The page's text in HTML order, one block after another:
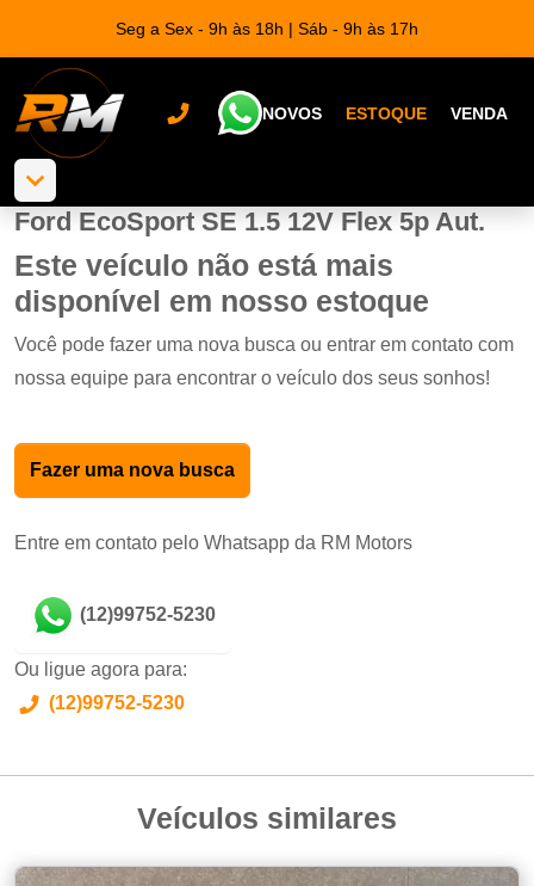
Seg a Sex - 9h às 18h | Sáb - 9h às 17h
NOVOS ESTOQUE VENDA
Ford EcoSport SE 1.5 12V Flex 5p Aut.
Este veículo não está mais
disponível em nosso estoque
Você pode fazer uma nova busca ou entrar em contato com
nossa equipe para encontrar o veículo dos seus sonhos!
Fazer uma nova busca
Entre em contato pelo Whatsapp da RM Motors
(12)99752-5230
Ou ligue agora para:
(12)99752-5230
Veículos similares